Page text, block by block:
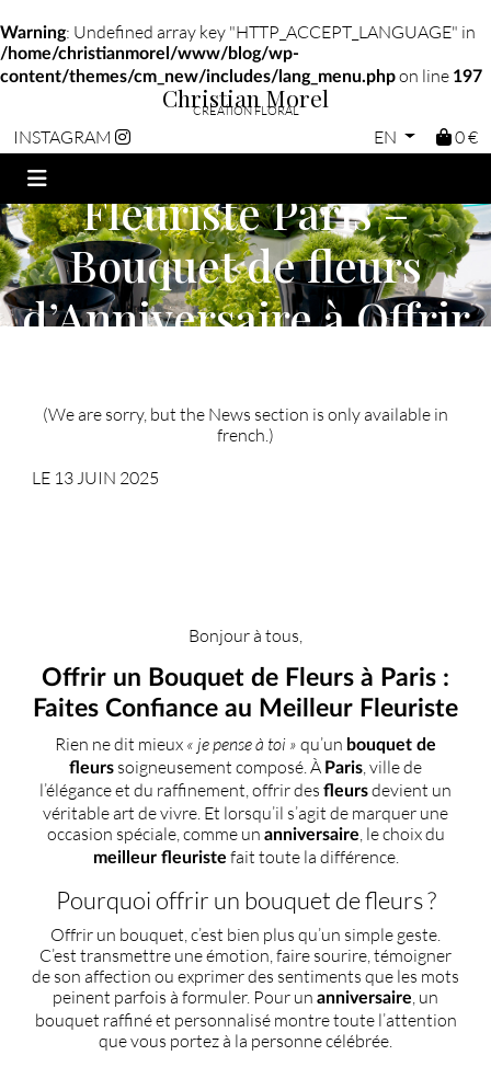
Warning: Undefined array key "HTTP_ACCEPT_LANGUAGE" in
/home/christianmorel/www/blog/wp-
content/themes/cm_new/includes/lang_menu.phpon line 197
INSTAGRAM
Christian Morel
CRÉATION FLORAL
EN 0 €
Fleuriste Paris –
Bouquet de fleurs
d’Anniversaire à Offrir
(We are sorry, but the News section is only available in
french.)
LE 13 JUIN 2025
Bonjour à tous,
Offrir un Bouquet de Fleurs à Paris :
Faites Confiance au Meilleur Fleuriste
Rien ne dit mieux « je pense à toi » qu’un bouquet de
fleurs soigneusement composé. À Paris , ville de
l’élégance et du raffinement, offrir des fleursdevient un
véritable art de vivre. Et lorsqu’il s’agit de marquer une
occasion spéciale, comme un anniversaire , le choix du
meilleur fleuriste fait toute la différence.
Pourquoi offrir un bouquet de fleurs ?
Offrir un bouquet, c’est bien plus qu’un simple geste.
C’est transmettre une émotion, faire sourire, témoigner
de son affection ou exprimer des sentiments que les mots
peinent parfois à formuler. Pour un anniversaire , un
bouquet raffiné et personnalisé montre toute l’attention
que vous portez à la personne célébrée.